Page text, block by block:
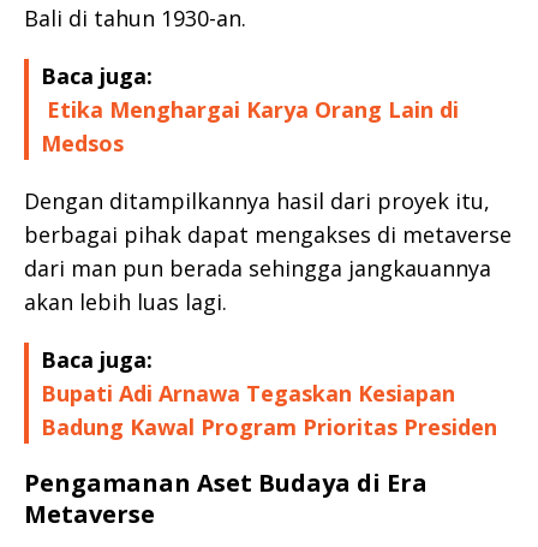
Bali di tahun 1930-an.
Baca juga:
Etika Menghargai Karya Orang Lain di
Medsos
Dengan ditampilkannya hasil dari proyek itu,
berbagai pihak dapat mengakses di metaverse
dari man pun berada sehingga jangkauannya
akan lebih luas lagi.
Baca juga:
Bupati Adi Arnawa Tegaskan Kesiapan
Badung Kawal Program Prioritas Presiden
Pengamanan Aset Budaya di Era
Metaverse